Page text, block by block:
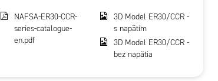
NAFSA-ER30-CCR-
series-catalogue-
en.pdf
3D Model ER30/CCR -
s napätím
3D Model ER30/CCR -
bez napätia